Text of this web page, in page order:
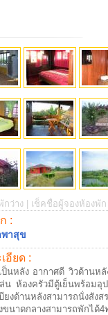
ว่าง | เช็คชื่อผู้จองห้องพัก |
:
าสุข
อียด :
ป็นหลัง อากาศดี วิวด้านห
ล่น ห้องครัวมีตู้เย็นพร้อมอุ
ยงด้านหลังสามารถนั่งสัง
ขนาดกลางสามารถพักได้